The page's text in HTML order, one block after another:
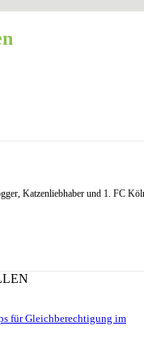
Katzenliebhaber und 1. FC
für Gleichberechtigung im